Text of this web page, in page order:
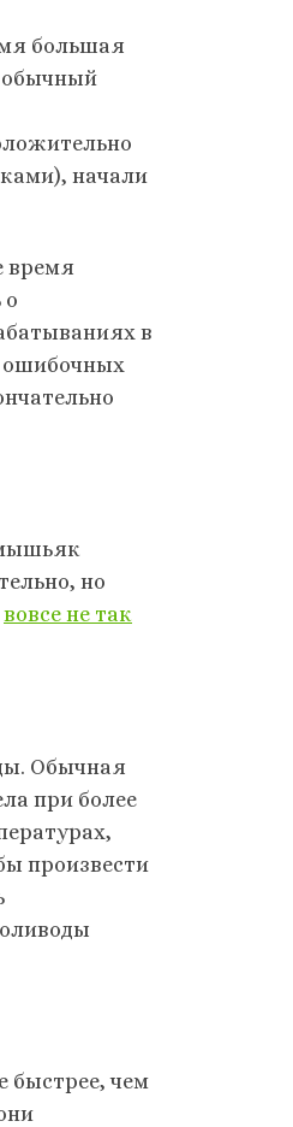
большая
обычный
начали
время
о
в
ошибочных
но
вовсе не так
Обычная
при более
произвести
быстрее, чем